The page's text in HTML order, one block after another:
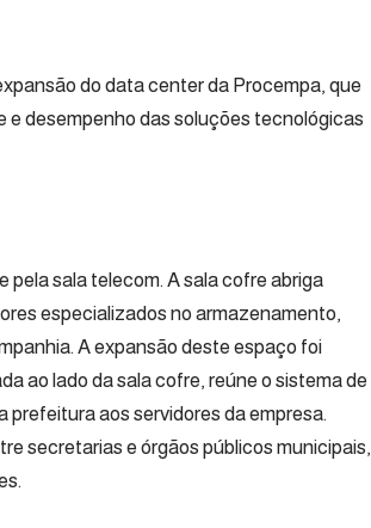
do data center da Procempa, que
e desempenho das soluções tecnológicas
sala telecom. A sala cofre abriga
especializados no armazenamento,
A expansão deste espaço foi
ao lado da sala cofre, reúne o sistema de
aos servidores da empresa.
secretarias e órgãos públicos municipais,